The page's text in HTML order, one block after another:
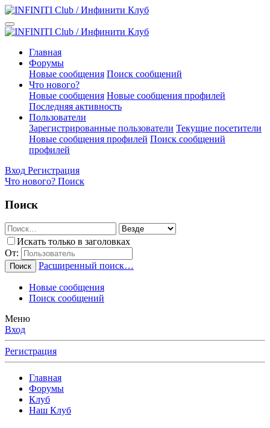
Главная
Форумы
Новые сообщения Поиск сообщений
Что нового?
Новые сообщения Новые сообщения профилей
Последняя активность
Пользователи
Зарегистрированные пользователи Текущие посетители
Новые сообщения профилей Поиск сообщений
профилей
Вход Регистрация
Что нового? Поиск
Поиск
Искать только в заголовках
От:
Поиск Расширенный поиск…
Новые сообщения
Поиск сообщений
Меню
Вход
Регистрация
Главная
Форумы
Клуб
Наш Клуб